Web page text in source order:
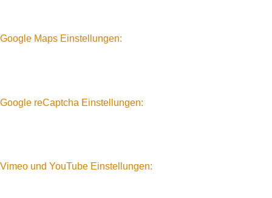
Google Maps Einstellungen:
Google reCaptcha Einstellungen:
Vimeo und YouTube Einstellungen: